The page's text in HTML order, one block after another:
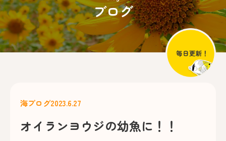
ブログ
海ブログ2023.6.27
オイランヨウジの幼魚に！！